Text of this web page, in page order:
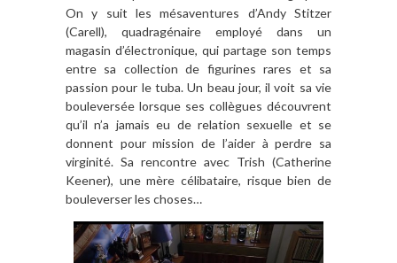
On y suit les mésaventures d’Andy Stitzer
(Carell), quadragénaire employé dans un
magasin d’électronique, qui partage son temps
entre sa collection de figurines rares et sa
passion pour le tuba. Un beau jour, il voit sa vie
bouleversée lorsque ses collègues découvrent
qu’il n’a jamais eu de relation sexuelle et se
donnent pour mission de l’aider àperdre sa
virginité. Sa rencontre avec Trish (Catherine
Keener), une mère célibataire, risque bien de
bouleverser les choses…